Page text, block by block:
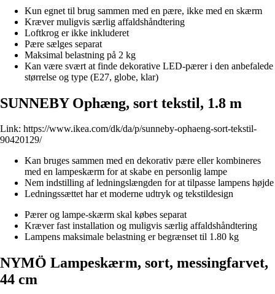
Kun egnet til brug sammen med en pære, ikke med en skærm
Kræver muligvis særlig affaldshåndtering
Loftkrog er ikke inkluderet
Pære sælges separat
Maksimal belastning på 2 kg
Kan være svært at finde dekorative LED-pærer i den anbefalede
størrelse og type (E27, globe, klar)
SUNNEBY Ophæng, sort tekstil, 1.8 m
Link: https://www.ikea.com/dk/da/p/sunneby-ophaeng-sort-tekstil-
90420129/
Kan bruges sammen med en dekorativ pære eller kombineres
med en lampeskærm for at skabe en personlig lampe
Nem indstilling af ledningslængden for at tilpasse lampens højde
Ledningssættet har et moderne udtryk og tekstildesign
Pærer og lampe-skærm skal købes separat
Kræver fast installation og muligvis særlig affaldshåndtering
Lampens maksimale belastning er begrænset til 1.80 kg
NYMÖ Lampeskærm, sort, messingfarvet,
44 cm